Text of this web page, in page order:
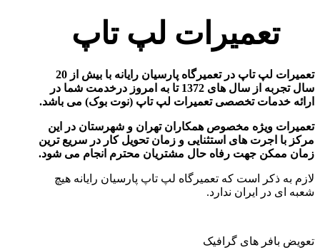
تعمیرات لپ تاپ
تعمیرات لپ تاپ در تعمیرگاه پارسیان رایانه با بیش از 20
سال تجربه از سال های 1372 تا به امروز درخدمت شما در
ارائه خدمات تخصصی تعمیرات لپ تاپ (نوت بوک) می باشد.
تعمیرات ویژه مخصوص همکاران تهران و شهرستان در این
مرکز با اجرت های استثنایی و زمان تحویل کار در سریع ترین
زمان ممکن جهت رفاه حال مشتریان محترم انجام می شود.
لازم به ذکر است که تعمیرگاه لپ تاپ پارسیان رایانه هیچ
شعبه ای در ایران ندارد.
تعویض بافر های گرافیک